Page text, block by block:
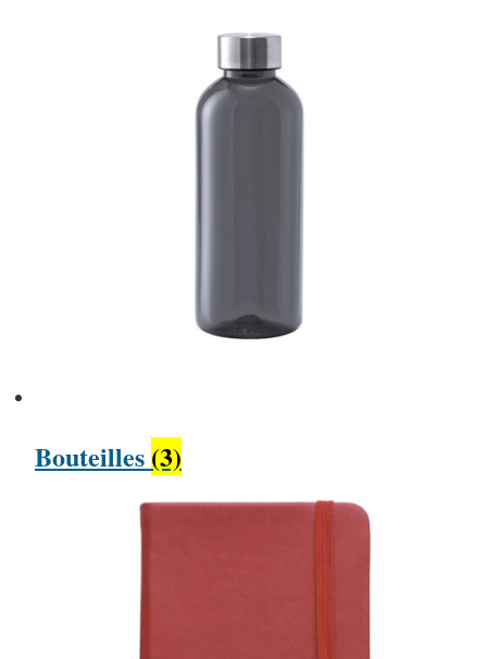
Bouteilles (3)